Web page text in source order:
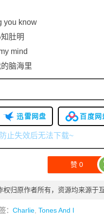
you know
肚明
mind
脑海里
迅雷网盘 百度网
止失效后无法下载~
赞 0
权归原作者所有，资源均来源于互
： Charlie Tones And I